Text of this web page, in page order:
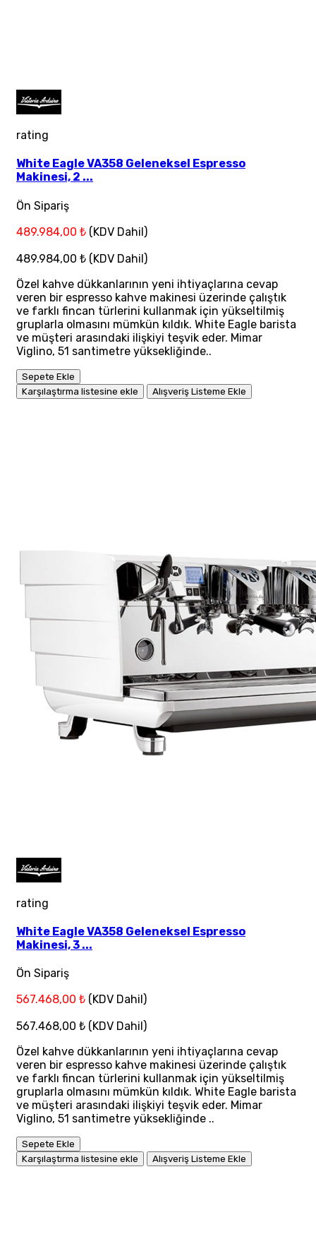
rating
White Eagle VA358 Geleneksel Espresso
Makinesi, 2 ...
Ön Sipariş
489.984,00 ₺ (KDV Dahil)
489.984,00 ₺ (KDV Dahil)
Özel kahve dükkanlarının yeni ihtiyaçlarına cevap
veren bir espresso kahve makinesi üzerinde çalıştık
ve farklı fincan türlerini kullanmak için yükseltilmiş
gruplarla olmasını mümkün kıldık. White Eagle barista
ve müşteri arasındaki ilişkiyi teşvik eder. Mimar
Viglino, 51 santimetre yüksekliğinde..
Sepete Ekle
Karşılaştırma listesine ekle
Alışveriş Listeme Ekle
rating
White Eagle VA358 Geleneksel Espresso
Makinesi, 3 ...
Ön Sipariş
567.468,00 ₺ (KDV Dahil)
567.468,00 ₺ (KDV Dahil)
Özel kahve dükkanlarının yeni ihtiyaçlarına cevap
veren bir espresso kahve makinesi üzerinde çalıştık
ve farklı fincan türlerini kullanmak için yükseltilmiş
gruplarla olmasını mümkün kıldık. White Eagle barista
ve müşteri arasındaki ilişkiyi teşvik eder. Mimar
Viglino, 51 santimetre yüksekliğinde ..
Sepete Ekle
Karşılaştırma listesine ekle
Alışveriş Listeme Ekle